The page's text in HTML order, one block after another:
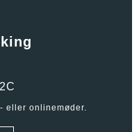
eller onlinemøder.